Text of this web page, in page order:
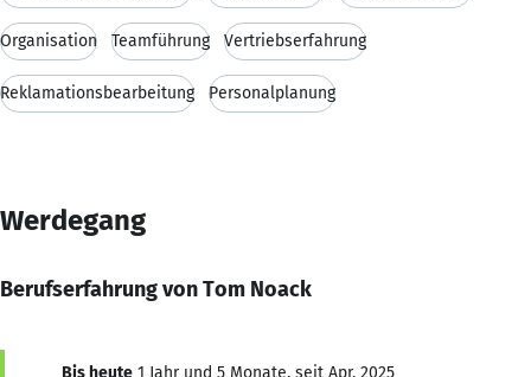
Organisation Teamführung Vertriebserfahrung
Reklamationsbearbeitung Personalplanung
Werdegang
Berufserfahrung von Tom Noack
Bis heute 1 Jahr und 5 Monate, seit Apr. 2025